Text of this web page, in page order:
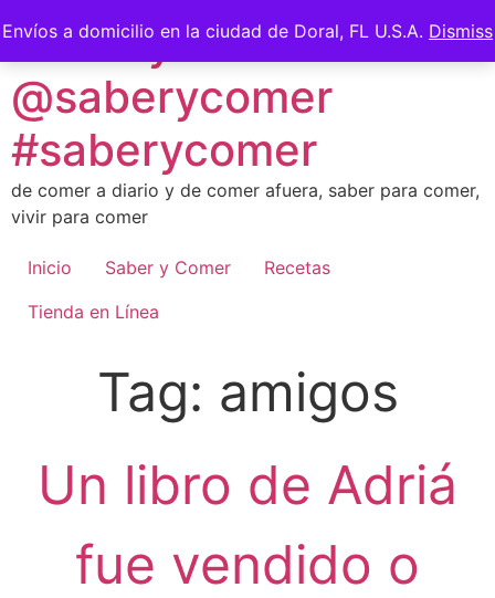
Envíos a domicilio en la ciudad de Doral, FL U.S.A. Dismiss
to
content
Saber y Comer -
@saberycomer
#saberycomer
de comer a diario y de comer afuera, saber para comer,
vivir para comer
Inicio Saber y Comer
Recetas
Tienda en Línea
Tag: amigos
Un libro de Adriá
fue vendido o